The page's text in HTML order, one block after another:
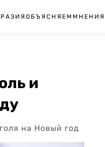
ОБЪЯСНЯЕМ МНЕНИЯ
и
на Новый год